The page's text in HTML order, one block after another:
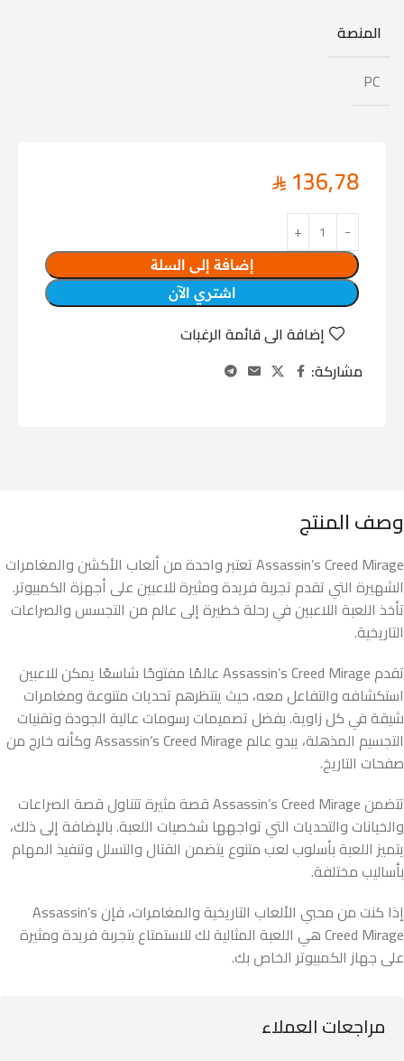
المنصة
PC
136,78
إضافة إلى السلة
اشتري الآن
إضافة الى قائمة الرغبات
مشاركة:
وصف المنتج
Assassin’s Creed Mirage تعتبر واحدة من ألعاب الأكشن والمغامرات
الشهيرة التي تقدم تجربة فريدة ومثيرة للاعبين على أجهزة الكمبيوتر.
تأخذ اللعبة اللاعبين في رحلة خطيرة إلى عالم من التجسس والصراعات
التاريخية.
تقدم Assassin’s Creed Mirage عالمًا مفتوحًا شاسعًا يمكن للاعبين
استكشافه والتفاعل معه، حيث ينتظرهم تحديات متنوعة ومغامرات
شيقة في كل زاوية. بفضل تصميمات رسومات عالية الجودة وتقنيات
التجسيم المذهلة، يبدو عالم Assassin’s Creed Mirage وكأنه خارج من
صفحات التاريخ.
تتضمن Assassin’s Creed Mirage قصة مثيرة تتناول قصة الصراعات
والخيانات والتحديات التي تواجهها شخصيات اللعبة. بالإضافة إلى ذلك،
يتميز اللعبة بأسلوب لعب متنوع يتضمن القتال والتسلل وتنفيذ المهام
بأساليب مختلفة.
إذا كنت من محبي الألعاب التاريخية والمغامرات، فإن Assassin’s
Creed Mirage هي اللعبة المثالية لك للاستمتاع بتجربة فريدة ومثيرة
على جهاز الكمبيوتر الخاص بك.
مراجعات العملاء